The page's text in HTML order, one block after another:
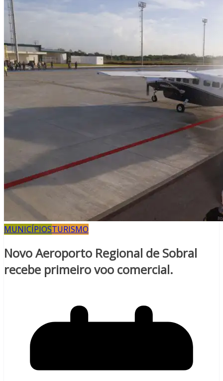
MUNICÍPIOSTURISMO
Novo Aeroporto Regional de Sobral
recebe primeiro voo comercial.